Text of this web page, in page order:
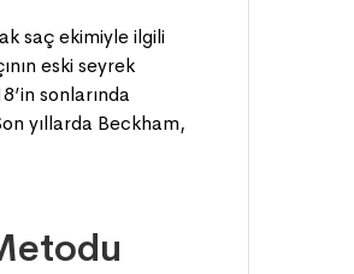
saç ekimiyle ilgili
eski seyrek
sonlarında
yıllarda Beckham,